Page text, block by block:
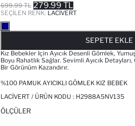
699.99 TL 279.99 TL
SEÇILEN RENK: LACIVERT
SEPETE EKLE
Kız Bebekler Için Ayıcık Desenli Gömlek,
Boyu Rahatlık Sağlar. Sevimli Ayıcık
Bir Görünüm Kazandırır.
%100 PAMUK AYICIKLI GÖMLEK KIZ BEBEK
LACIVERT / ÜRÜN KODU : H2988A5NV135
ÖLÇÜLER